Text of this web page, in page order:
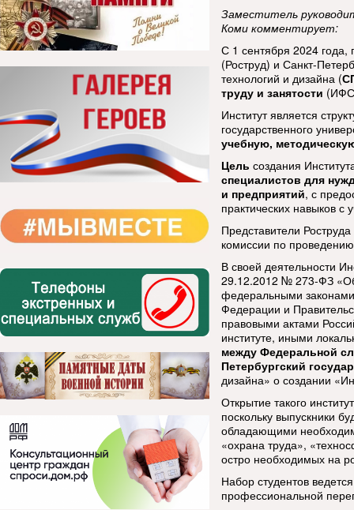
Заместитель
Коми комментирует:
С 1 сентября 2024 года,
(Роструд) и Санкт-
технологий и дизайна (
труду и занятости
Институт является
государственного
учебную,
Цель создания
специалистов для
и предприятий, с
практических навыков с
Представители
комиссии по проведению
В своей деятельности
29.12.2012 № 273-ФЗ
федеральными
Федерации и
правовыми актами
институте, иными
между Федеральной
Петербургский
дизайна» о создании
Открытие такого
поскольку выпускники
обладающими
«охрана труда»,
остро необходимых на
Набор студентов
профессиональной